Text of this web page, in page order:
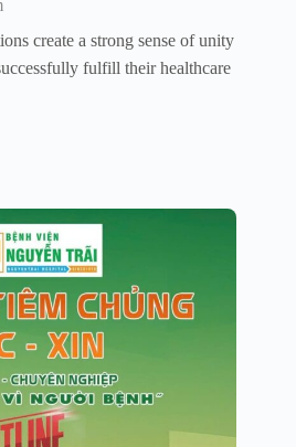
create a strong sense of unity
fulfill their healthcare